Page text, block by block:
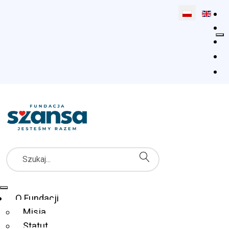
Wybierz
Szukaj
Menu Główne
O Fundacji
Misja
Statut